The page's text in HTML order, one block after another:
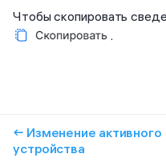
Чтобы скопировать
.
← Изменение активного
устройства